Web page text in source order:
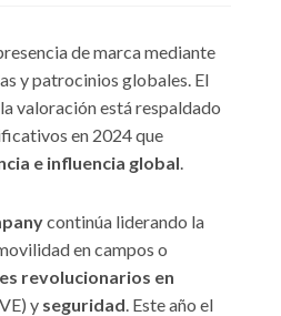
de marca mediante
y patrocinios globales. El
valoración está respaldado
en 2024 que
e influencia global
continúa liderando la
en campos o
revolucionarios en
y seguridad . Este año el